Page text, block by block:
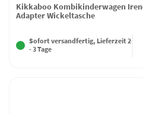
Kikkaboo Kombikinderwagen
Adapter Wickeltasche
Sofort versandfertig, Lieferzeit 2
- 3 Tage